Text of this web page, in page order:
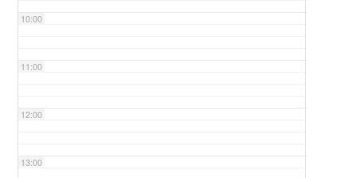
10:00
11:00
12:00
13:00